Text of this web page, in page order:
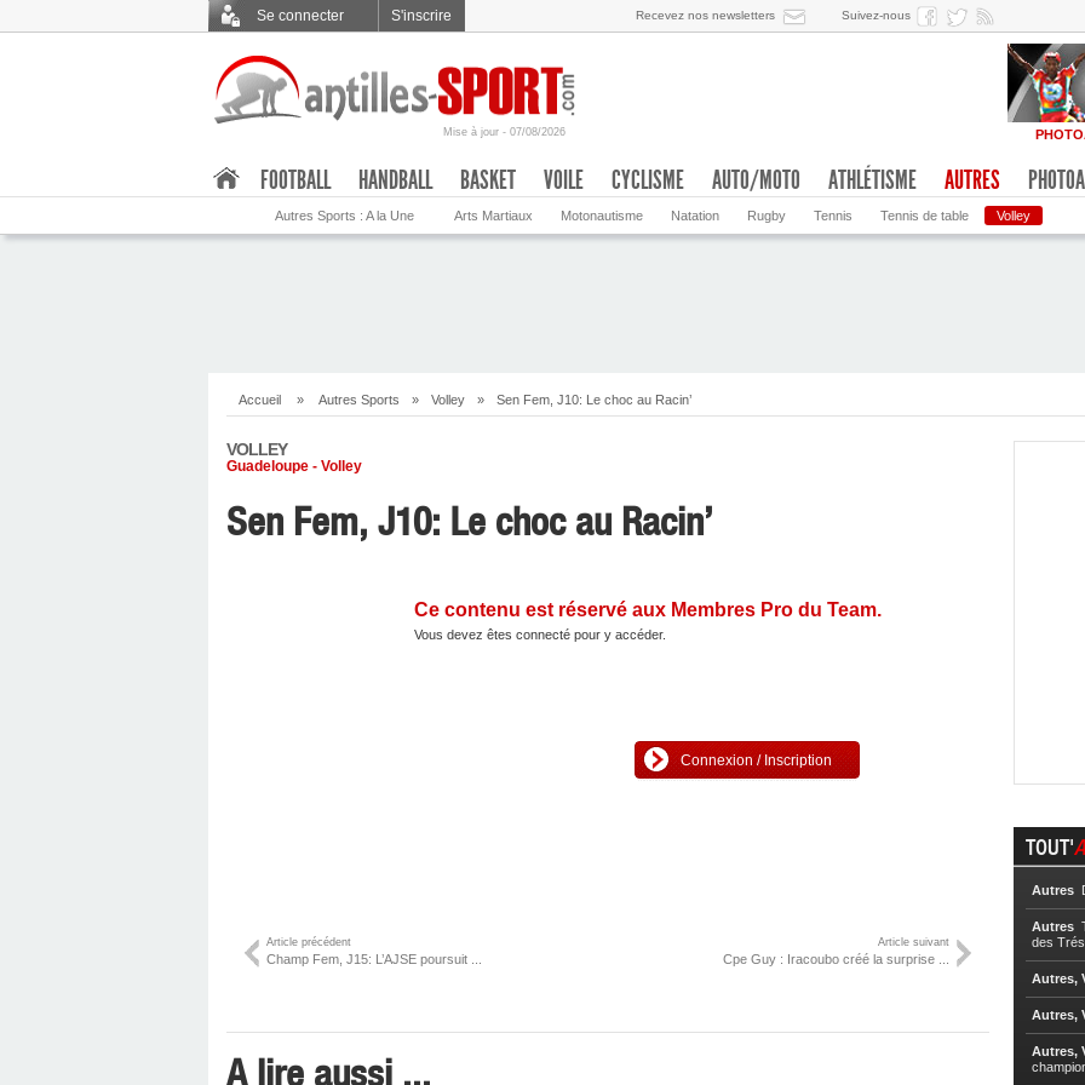
Se connecter S'inscrire Recevez nos newsletters Suivez-nous
Mise à jour - 07/08/2026
FOOTBALL HANDBALL BASKET VOILE CYCLISME AUTO/MOTO ATHLÉTISME AUTRES
Autres Sports : A la Une Arts Martiaux Motonautisme Natation Rugby Tennis Tennis de table Volley
Accueil » Autres Sports » Volley » Sen Fem, J10: Le choc au Racin’
VOLLEY
Guadeloupe - Volley
Sen Fem, J10: Le choc au Racin’
Ce contenu est réservé aux Membres Pro du Team.
Vous devez êtes connecté pour y accéder.
Connexion / Inscription
Article précédent
Champ Fem, J15: L’AJSE poursuit ...
Article suivant
Cpe Guy : Iracoubo créé la surprise ...
A lire aussi ...
TOUT'
Autres
Autres
des
Autres,
Autres,
Autres,